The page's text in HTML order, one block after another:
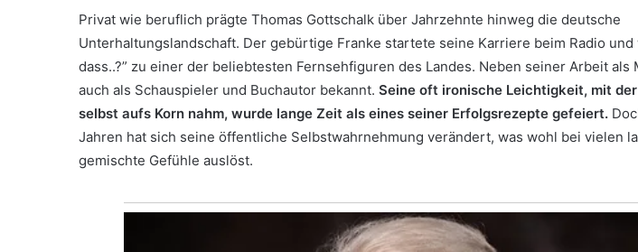
Privat wie beruflich prägte Thomas Gottschalk über Jahrzehnte hinweg die deutsche
Unterhaltungslandschaft. Der gebürtige Franke startete seine Karriere beim Radio und
dass..?” zu einer der beliebtesten Fernsehfiguren des Landes. Neben seiner Arbeit als
auch als Schauspieler und Buchautor bekannt. Seine oft ironische Leichtigkeit, mit
selbst aufs Korn nahm, wurde lange Zeit als eines seiner Erfolgsrezepte gefeiert.
Jahren hat sich seine öffentliche Selbstwahrnehmung verändert, was wohl bei vielen
gemischte Gefühle auslöst.